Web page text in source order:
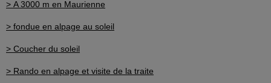
> A 3000 m en Maurienne
> fondue en alpage au soleil
> Coucher du soleil
> Rando en alpage et visite de la traite